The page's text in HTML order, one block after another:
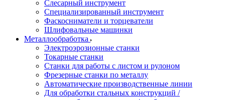
Слесарный инструмент
Специализированный инструмент
Фаскосниматели и торцеватели
Шлифовальные машинки
Металлообработка
Электроэрозионные станки
Токарные станки
Станки для работы с листом и рулоном
Фрезерные станки по металлу
Автоматические производственные линии
Для обработки стальных конструкций /